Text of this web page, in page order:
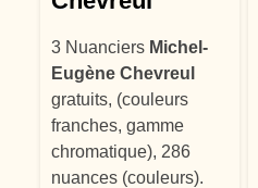
3 Nuanciers Michel-
Eugène Chevreul
gratuits, (couleurs
franches, gamme
chromatique), 286
nuances (couleurs).